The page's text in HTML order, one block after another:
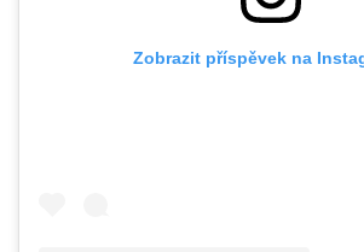
Zobrazit příspěvek na